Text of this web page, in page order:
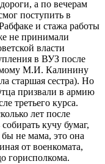
а по вечерам
поступить в
и стажа работы
не принимали
власти
в ВУЗ после
М.И. Калинину
старшая сестра). Но
призвали в армию
третьего курса.
лет после
кучу бумаг,
не мама, это она
от военкомата,
горисполкома.